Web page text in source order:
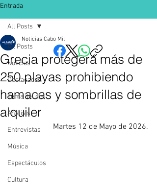
Entrada
All Posts
Noticias
Destacados
Tema del dia
Analisis
Entrevistas
Música
Espectáculos
Cultura
All Posts
Grecia protegerá más de
250 playas prohibiendo
hamacas y sombrillas de
alquiler
Noticias Cabo Mil
Martes 12 de Mayo de 2026.